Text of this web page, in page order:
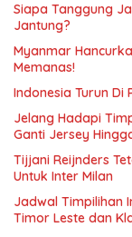
Siapa Tanggung
Jantung?
Myanmar
Memanas!
Indonesia Turun Di
Jelang Hadapi
Ganti Jersey
Tijjani Reijnders
Untuk Inter Milan
Jadwal Timpilihan
Timor Leste dan